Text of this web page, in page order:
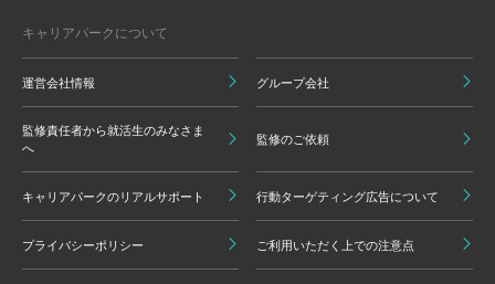
キャリアパークについて
運営会社情報 グループ会社
監修責任者から就活生のみなさま
へ
監修のご依頼
キャリアパークのリアルサポート 行動ターゲティング広告について
プライバシーポリシー ご利用いただく上での注意点